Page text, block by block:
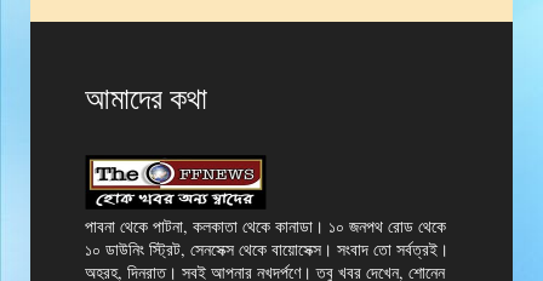
আমাদের কথা
পাবনা থেকে পাটনা, কলকাতা থেকে কানাডা। ১০ জনপথ রোড থেকে
১০ ডাউনিং স্ট্রিট, সেনসেক্স থেকে বায়োসেক্স। সংবাদ তো সর্বত্রই।
অহরহ, দিনরাত। সবই আপনার নখদর্পণে। তবু খবর দেখেন, শোনেন